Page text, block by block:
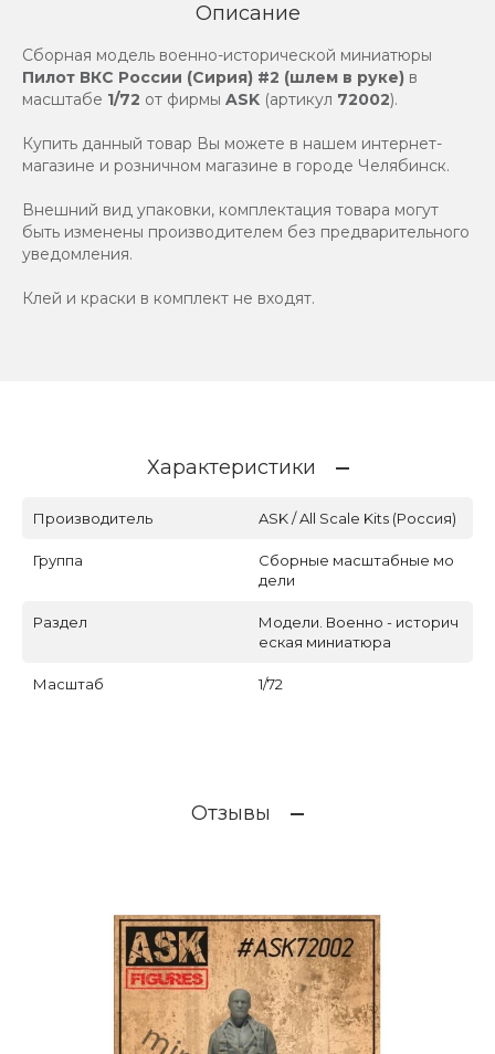
Описание
Сборная модель военно-исторической миниатюры
Пилот ВКС России (Сирия) #2 (шлем в руке) в
масштабе 1/72 от фирмы ASK (артикул 72002).
Купить данный товар Вы можете в нашем интернет-
магазине и розничном магазине в городе Челябинск.
Внешний вид упаковки, комплектация товара могут
быть изменены производителем без предварительного
уведомления.
Клей и краски в комплект не входят.
Характеристики
Производитель ASK / All Scale Kits (Россия)
Группа
Сборные масштабные мо
дели
Раздел
Модели. Военно - историч
еская миниатюра
Масштаб 1/72
Отзывы